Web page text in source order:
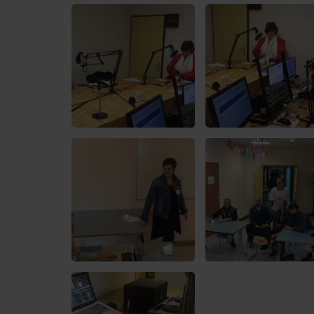
OÙ SOMMES-NOUS ?
MENTIONS LÉGALES
UNE WEBRADIO DANS VOTRE ÉCOLE
ANIMATION RADIO
ANIMATION RADIO DÈS 9 ANS
FÊTEZ VOTRE ANNIVERSAIRE À
SUNALPES !
Le podcast pour les 15-25 ans !